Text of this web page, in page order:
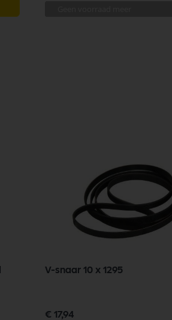
V-snaar 10 x 1295
€ 17,94